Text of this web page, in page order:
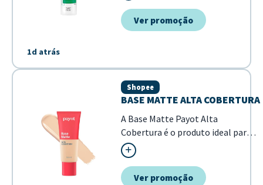
1d atrás
Ver promoção
BASE MATTE ALTA COBERTURA
Shopee
A Base Matte Payot Alta
Cobertura é o produto ideal para
quem busca uma pele uniforme
com acabamento profissional. Sua
fórmula de alta performance
Ver promoção